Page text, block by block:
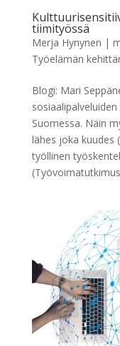
tiimityössä
Merja Hynynen |
Työelämän
Blogi: Mari
Suomessa. Näin
lähes joka kuudes
työllinen
(Työvoimatutkimus